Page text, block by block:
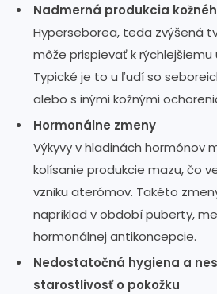
Nadmerná produkcia
Hyperseborea, teda zvýšená
môže prispievať k rýchlejšiemu
Typické je to u ľudí so
alebo s inými kožnými
Hormonálne zmeny
Výkyvy v hladinách hormónov
kolísanie produkcie mazu, čo
vzniku aterómov. Takéto
napríklad v období puberty,
hormonálnej antikoncepcie.
Nedostatočná hygiena a
starostlivosť o pokožku